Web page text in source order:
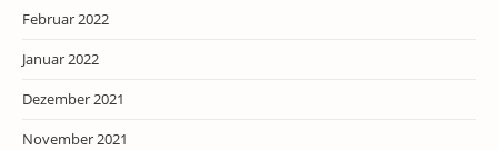
Februar 2022
Januar 2022
Dezember 2021
November 2021